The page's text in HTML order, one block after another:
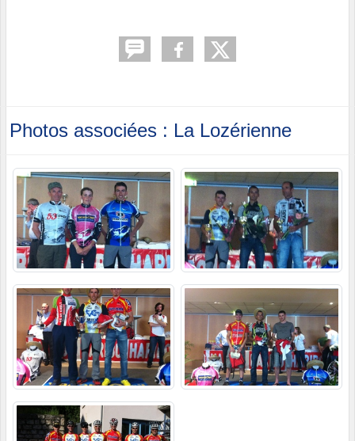
Photos associées : La Lozérienne